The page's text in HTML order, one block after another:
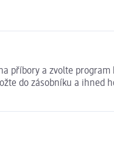
příbory a zvolte
do zásobníku a ihned